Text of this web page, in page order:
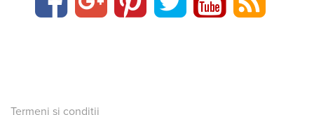
Termeni și condiții